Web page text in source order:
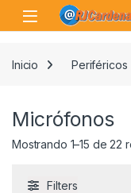
Skip to navigation
Skip to content
Open
Inicio Periféricos
Micrófonos
Mostrando 1–15 de 22
Filters